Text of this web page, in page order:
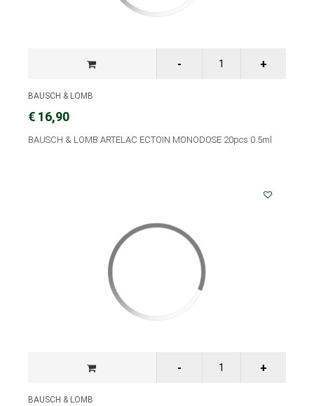
BAUSCH & LOMB
€ 16,90
BAUSCH & LOMB ARTELAC ECTOIN MONODOSE 20pcs 0.5ml
BAUSCH & LOMB